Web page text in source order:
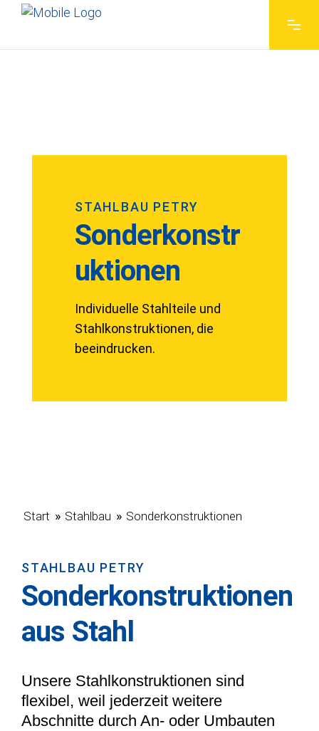
STAHLBAU PETRY
Sonderkonstr
uktionen
Individuelle Stahlteile und
Stahlkonstruktionen, die
beeindrucken.
Start » Stahlbau » Sonderkonstruktionen
STAHLBAU PETRY
Sonderkonstruktionen
aus Stahl
Unsere Stahlkonstruktionen sind
flexibel, weil jederzeit weitere
Abschnitte durch An- oder Umbauten